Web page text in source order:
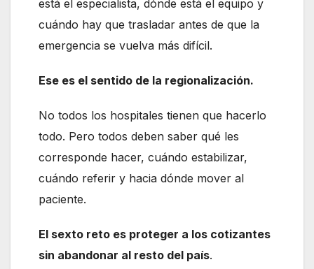
está el especialista, dónde está el equipo y
cuándo hay que trasladar antes de que la
emergencia se vuelva más difícil.
Ese es el sentido de la regionalización.
No todos los hospitales tienen que hacerlo
todo. Pero todos deben saber qué les
corresponde hacer, cuándo estabilizar,
cuándo referir y hacia dónde mover al
paciente.
El sexto reto es proteger a los cotizantes
sin abandonar al resto del país.